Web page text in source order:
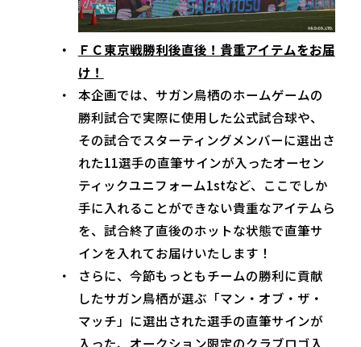
ＦＣ東京戦勝利後直後！貴重アイテムをお届
け！
本企画では、サガン鳥栖のホームゲームの
勝利試合で実際に使用した公式試合球や、
その試合でスターティングメンバーに選出さ
れた11選手の直筆サインが入ったオーセン
ティックユニフォーム1stなど、ここでしか
手に入れることができない貴重なアイテムら
を、試合終了直後のホットな状態で直筆サ
インを入れてお届けいたします！
さらに、今節もっともチームの勝利に貢献
したサガン鳥栖が選ぶ「マン・オブ・ザ・
マッチ」に選出された選手の直筆サインが
入った、オークション限定のクラブロゴ入